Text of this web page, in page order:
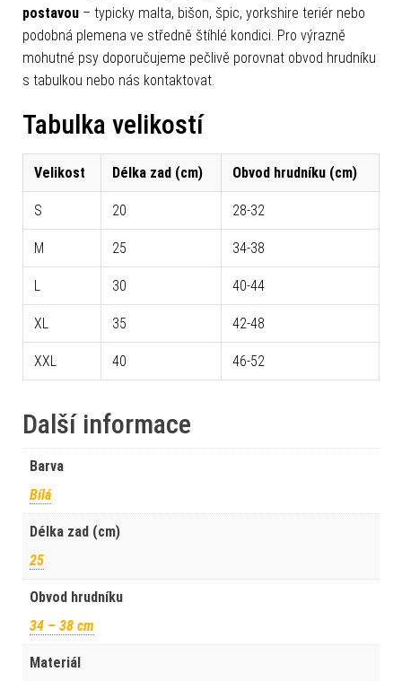
postavou – typicky malta, bišon, špic, yorkshire teriér nebo
podobná plemena ve středně štíhlé kondici. Pro výrazně
mohutné psy doporučujeme pečlivě porovnat obvod hrudníku
s tabulkou nebo nás kontaktovat.
Tabulka velikostí
Velikost Délka zad (cm) Obvod hrudníku (cm)
S 20 28-32
M 25 34-38
L 30 40-44
XL 35 42-48
XXL 40 46-52
Další informace
Barva
Bílá
Délka zad (cm)
25
Obvod hrudníku
34 – 38 cm
Materiál